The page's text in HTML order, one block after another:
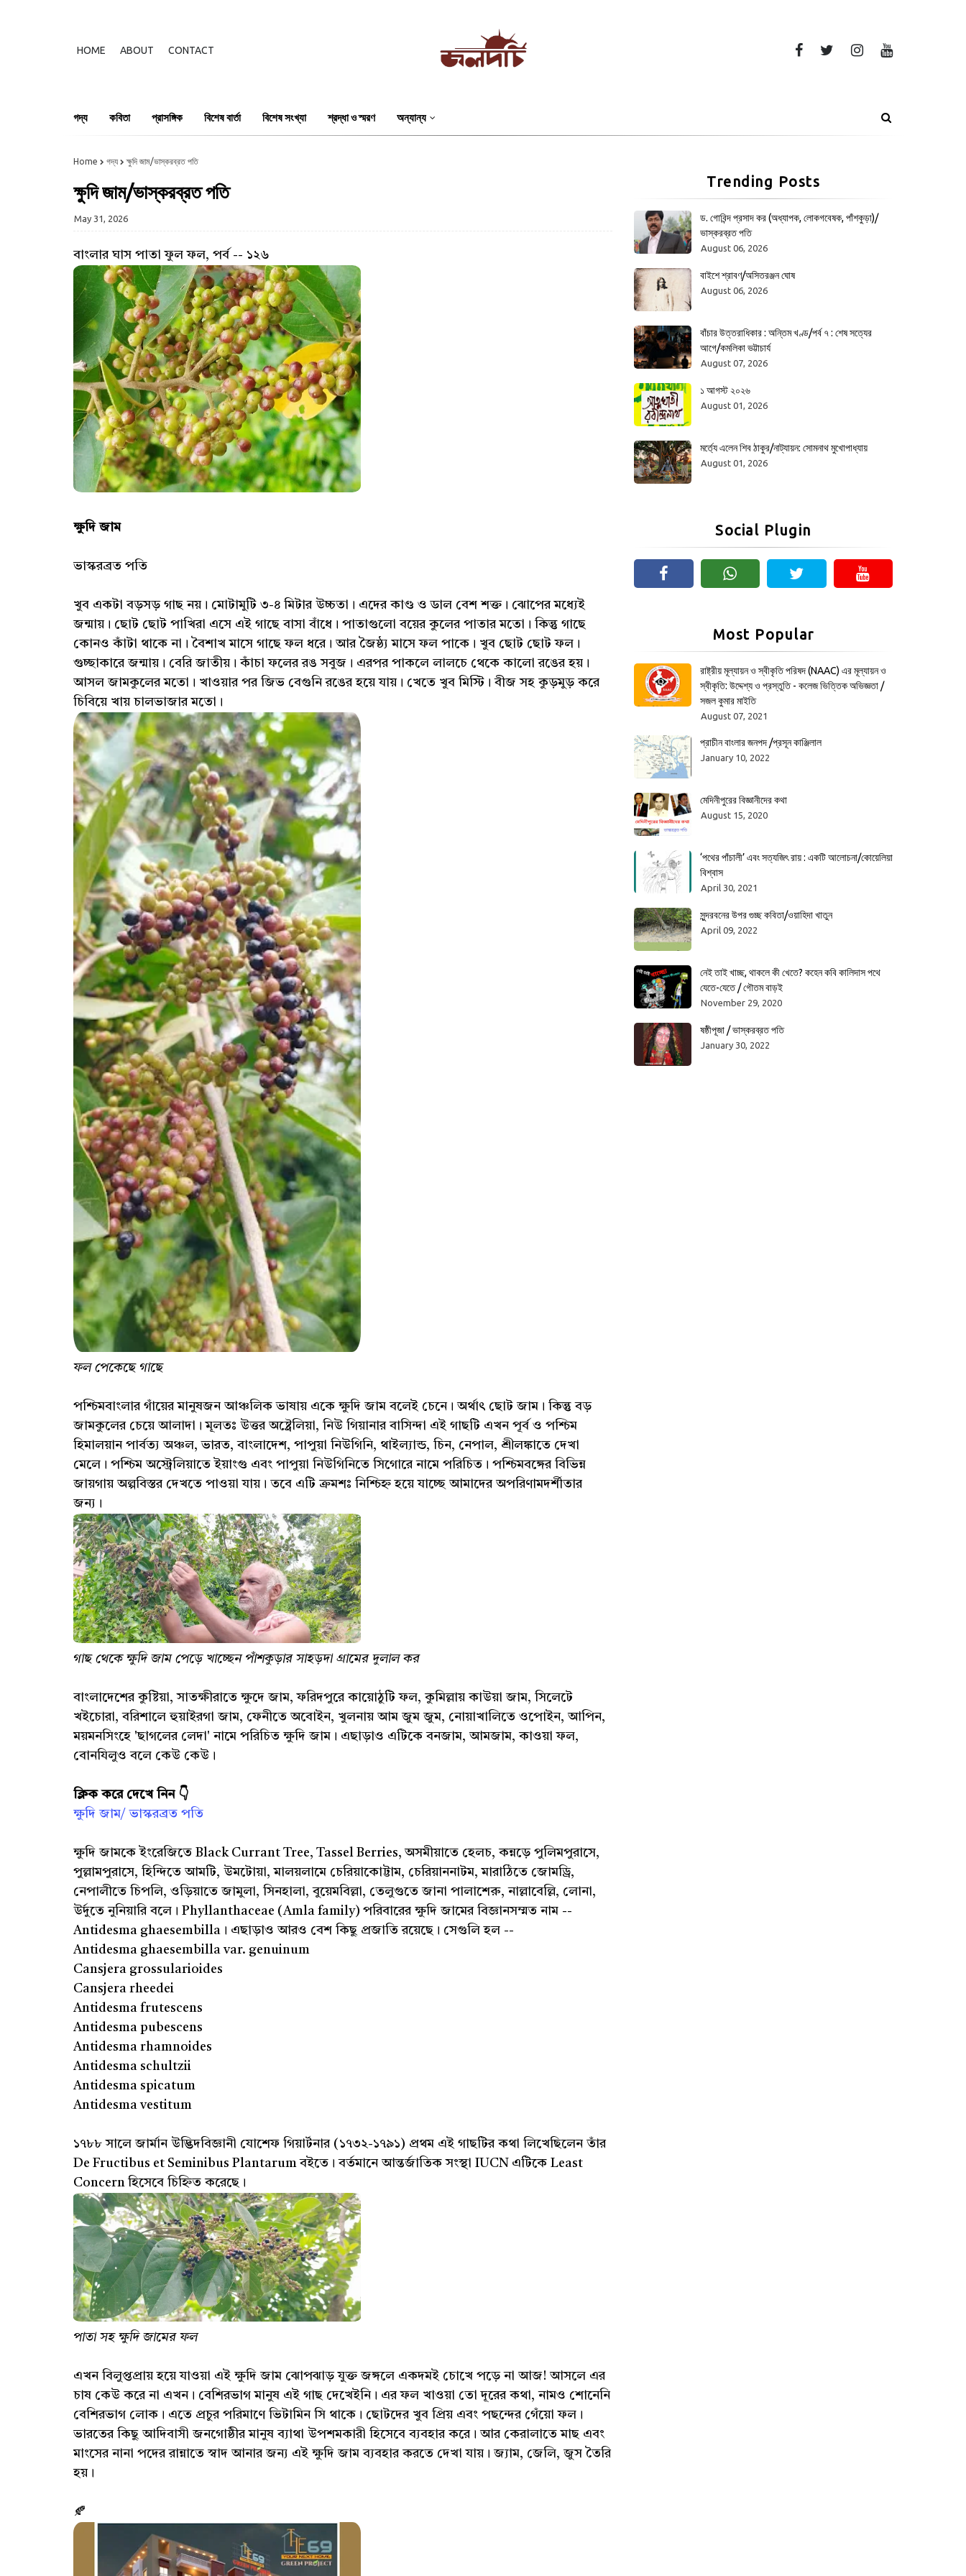
HOME ABOUT CONTACT
গদ্য কবিতা প্রাসঙ্গিক বিশেষ বার্তা বিশেষ সংখ্যা শ্রদ্ধা ও স্মরণ অন্যান্য
Home গদ্য ক্ষুদি জাম/ভাস্করব্রত পতি
ক্ষুদি জাম/ভাস্করব্রত পতি
May 31, 2026
বাংলার ঘাস পাতা ফুল ফল, পর্ব -- ১২৬
ক্ষুদি জাম
ভাস্করব্রত পতি
খুব একটা বড়সড় গাছ নয়। মোটামুটি ৩-৪ মিটার উচ্চতা। এদের কাণ্ড ও ডাল বেশ শক্ত। ঝোপের মধ্যেই
জন্মায়। ছোট ছোট পাখিরা এসে এই গাছে বাসা বাঁধে। পাতাগুলো বয়ের কুলের পাতার মতো। কিন্তু গাছে
কোনও কাঁটা থাকে না। বৈশাখ মাসে গাছে ফল ধরে। আর জৈষ্ঠ্য মাসে ফল পাকে। খুব ছোট ছোট ফল।
গুচ্ছাকারে জন্মায়। বেরি জাতীয়। কাঁচা ফলের রঙ সবুজ। এরপর পাকলে লালচে থেকে কালো রঙের হয়।
আসল জামকুলের মতো। খাওয়ার পর জিভ বেগুনি রঙের হয়ে যায়। খেতে খুব মিস্টি। বীজ সহ কুড়মুড় করে
চিবিয়ে খায় চালভাজার মতো।
ফল পেকেছে গাছে
পশ্চিমবাংলার গাঁয়ের মানুষজন আঞ্চলিক ভাষায় একে ক্ষুদি জাম বলেই চেনে। অর্থাৎ ছোট জাম। কিন্তু বড়
জামকুলের চেয়ে আলাদা। মূলতঃ উত্তর অষ্ট্রেলিয়া, নিউ গিয়ানার বাসিন্দা এই গাছটি এখন পূর্ব ও পশ্চিম
হিমালয়ান পার্বত্য অঞ্চল, ভারত, বাংলাদেশ, পাপুয়া নিউগিনি, থাইল্যান্ড, চিন, নেপাল, শ্রীলঙ্কাতে দেখা
মেলে। পশ্চিম অস্ট্রেলিয়াতে ইয়াংগু এবং পাপুয়া নিউগিনিতে সিগোরে নামে পরিচিত। পশ্চিমবঙ্গের বিভিন্ন
জায়গায় অল্পবিস্তর দেখতে পাওয়া যায়। তবে এটি ক্রমশঃ নিশ্চিহ্ন হয়ে যাচ্ছে আমাদের অপরিণামদর্শীতার
জন্য।
গাছ থেকে ক্ষুদি জাম পেড়ে খাচ্ছেন পাঁশকুড়ার সাহড়দা গ্রামের দুলাল কর
বাংলাদেশের কুষ্টিয়া, সাতক্ষীরাতে ক্ষুদে জাম, ফরিদপুরে কায়োঠুটি ফল, কুমিল্লায় কাউয়া জাম, সিলেটে
খইচোরা, বরিশালে হুয়াইরগা জাম, ফেনীতে অবোইন, খুলনায় আম জুম জুম, নোয়াখালিতে ওপোইন, আপিন,
ময়মনসিংহে 'ছাগলের লেদা' নামে পরিচিত ক্ষুদি জাম। এছাড়াও এটিকে বনজাম, আমজাম, কাওয়া ফল,
বোনযিলুও বলে কেউ কেউ।
ক্লিক করে দেখে নিন 👇
ক্ষুদি জাম/ ভাস্করব্রত পতি
ক্ষুদি জামকে ইংরেজিতে Black Currant Tree, Tassel Berries, অসমীয়াতে হেলচ, কন্নড়ে পুলিমপুরাসে,
পুল্লামপুরাসে, হিন্দিতে আমটি, উমটোয়া, মালয়লামে চেরিয়াকোট্টাম, চেরিয়াননাটম, মারাঠিতে জোমড্রি,
নেপালীতে চিপলি, ওড়িয়াতে জামুলা, সিনহালা, বুয়েমবিল্লা, তেলুগুতে জানা পালাশেরু, নাল্লাবেল্লি, লোনা,
উর্দুতে নুনিয়ারি বলে। Phyllanthaceae (Amla family) পরিবারের ক্ষুদি জামের বিজ্ঞানসম্মত নাম --
Antidesma ghaesembilla। এছাড়াও আরও বেশ কিছু প্রজাতি রয়েছে। সেগুলি হল --
Antidesma ghaesembilla var. genuinum
Cansjera grossularioides
Cansjera rheedei
Antidesma frutescens
Antidesma pubescens
Antidesma rhamnoides
Antidesma schultzii
Antidesma spicatum
Antidesma vestitum
১৭৮৮ সালে জার্মান উদ্ভিদবিজ্ঞানী যোশেফ গিয়ার্টনার (১৭৩২-১৭৯১) প্রথম এই গাছটির কথা লিখেছিলেন তাঁর
De Fructibus et Seminibus Plantarum বইতে। বর্তমানে আন্তর্জাতিক সংস্থা IUCN এটিকে Least
Concern হিসেবে চিহ্নিত করেছে।
পাতা সহ ক্ষুদি জামের ফল
এখন বিলুপ্তপ্রায় হয়ে যাওয়া এই ক্ষুদি জাম ঝোপঝাড় যুক্ত জঙ্গলে একদমই চোখে পড়ে না আজ! আসলে এর
চাষ কেউ করে না এখন। বেশিরভাগ মানুষ এই গাছ দেখেইনি। এর ফল খাওয়া তো দূরের কথা, নামও শোনেনি
বেশিরভাগ লোক। এতে প্রচুর পরিমাণে ভিটামিন সি থাকে। ছোটদের খুব প্রিয় এবং পছন্দের গেঁয়ো ফল।
ভারতের কিছু আদিবাসী জনগোষ্ঠীর মানুষ ব্যাথা উপশমকারী হিসেবে ব্যবহার করে। আর কেরালাতে মাছ এবং
মাংসের নানা পদের রান্নাতে স্বাদ আনার জন্য এই ক্ষুদি জাম ব্যবহার করতে দেখা যায়। জ্যাম, জেলি, জুস তৈরি
হয়।
🍂
Trending Posts
ড. গোবিন্দ প্রসাদ কর (অধ্যাপক, লোকগবেষক, পাঁশকুড়া)/
ভাস্করব্রত পতি
August 06, 2026
বাইশে শ্রাবণ/অসিতরঞ্জন ঘোষ
August 06, 2026
বাঁচার উত্তরাধিকার : অন্তিম খণ্ড/পর্ব ৭ : শেষ সত্যের
আগে/কমলিকা ভট্টাচার্য
August 07, 2026
১ আগস্ট ২০২৬
August 01, 2026
মর্ত্যে এলেন শিব ঠাকুর/নাট্যায়ন: সোমনাথ মুখোপাধ্যায়
August 01, 2026
Social Plugin
Most Popular
রাষ্ট্রীয় মূল্যায়ন ও স্বীকৃতি পরিষদ (NAAC) এর মূল্যায়ন ও
স্বীকৃতি: উদ্দেশ্য ও প্রস্তুতি - কলেজ ভিত্তিক অভিজ্ঞতা /
সজল কুমার মাইতি
August 07, 2021
প্রাচীন বাংলার জনপদ /প্রসূন কাঞ্জিলাল
January 10, 2022
মেদিনীপুরের বিজ্ঞানীদের কথা
August 15, 2020
‘পথের পাঁচালী’ এবং সত্যজিৎ রায় : একটি আলোচনা/কোয়েলিয়া
বিশ্বাস
April 30, 2021
সুন্দরবনের উপর গুচ্ছ কবিতা/ওয়াহিদা খাতুন
April 09, 2022
নেই তাই খাচ্ছ, থাকলে কী খেতে? কহেন কবি কালিদাস পথে
যেতে-যেতে / গৌতম বাড়ই
November 29, 2020
ষষ্ঠীপূজা / ভাস্করব্রত পতি
January 30, 2022